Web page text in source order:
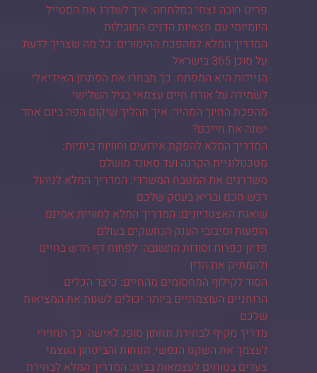
פריט חובה נצחי במלתחה: איך לשדרג את הסטייל
היומיומי עם חצאיות הדנים המובילות
המדריך המלא למהפכת ההימורים: כל מה שצריך לדעת
על סוכן 365 בישראל
הניידות היא המפתח: כך תבחרו את הפתרון האידיאלי
לשמירה על אורח חיים עצמאי בגיל השלישי
מהפכת החיוך המהיר: איך תהליך שיקום הפה ביום אחד
ישנה את חייכם?
המדריך המלא להפקת אירועים וחוויות ביתיות:
מטכנולוגיית הקרנה ועד סאונד מושלם
משדרגים את המטבח המשרדי: המדריך המלא לניהול
רכש חכם ובריא בעסק שלכם
שואגת האצטדיונים: המדריך המלא לחוויית אמינם
הופעות וסיבובי הענק הנחשקים בעולם
פדיון כפרות וסודות התשובה: לפתוח דף חדש בחיים
ולהמתיק את הדין
הסוד לקילוף המחסומים מהחיים: כיצד הכלים
הרוחניים העוצמתיים ביותר יכולים לשנות את המציאות
שלכם
מדריך מקיף לבחירת תחתון סופג לאישה: כך תחזירי
לעצמך את השקט הנפשי, הנוחות והביטחון העצמי
צעדים בטוחים לעצמאות בבית: המדריך המלא לבחירת